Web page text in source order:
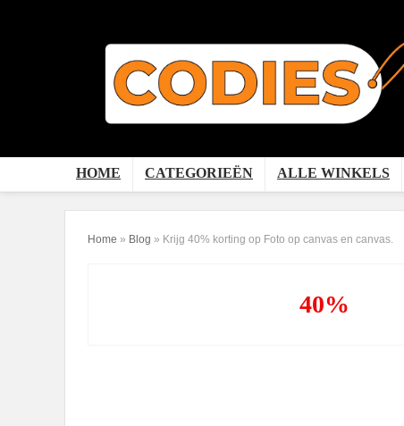
HOME CATEGORIEËN ALLE WINKELS
Home » Blog » Krijg 40% korting op Foto op canvas en canvas.
40%